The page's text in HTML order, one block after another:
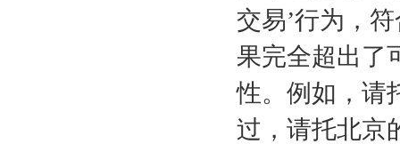
交易’行为，
果完全超出了
性。例如，请
过，请托北京